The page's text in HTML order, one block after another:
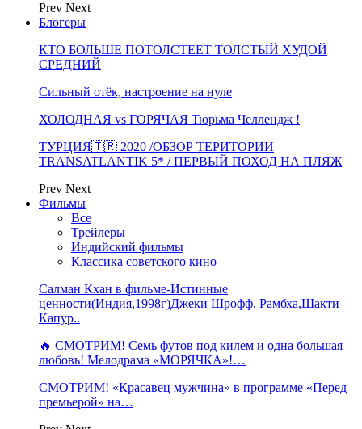
Prev Next
Блогеры
КТО БОЛЬШЕ ПОТОЛСТЕЕТ ТОЛСТЫЙ ХУДОЙ
СРЕДНИЙ
Сильный отёк, настроение на нуле
ХОЛОДНАЯ vs ГОРЯЧАЯ Тюрьма Челлендж !
ТУРЦИЯ🇹🇷 2020 /ОБЗОР ТЕРИТОРИИ
TRANSATLANTIK 5* / ПЕРВЫЙ ПОХОД НА ПЛЯЖ
Prev Next
Фильмы
Все
Трейлеры
Индийский фильмы
Классика советского кино
Салман Кхан в фильме-Истинные
ценности(Индия,1998г)Джеки Шрофф, Рамбха,Шакти
Капур..
🔥 СМОТРИМ! Семь футов под килем и одна большая
любовь! Мелодрама «МОРЯЧКА»!…
СМОТРИМ! «Красавец мужчина» в программе «Перед
премьерой» на…